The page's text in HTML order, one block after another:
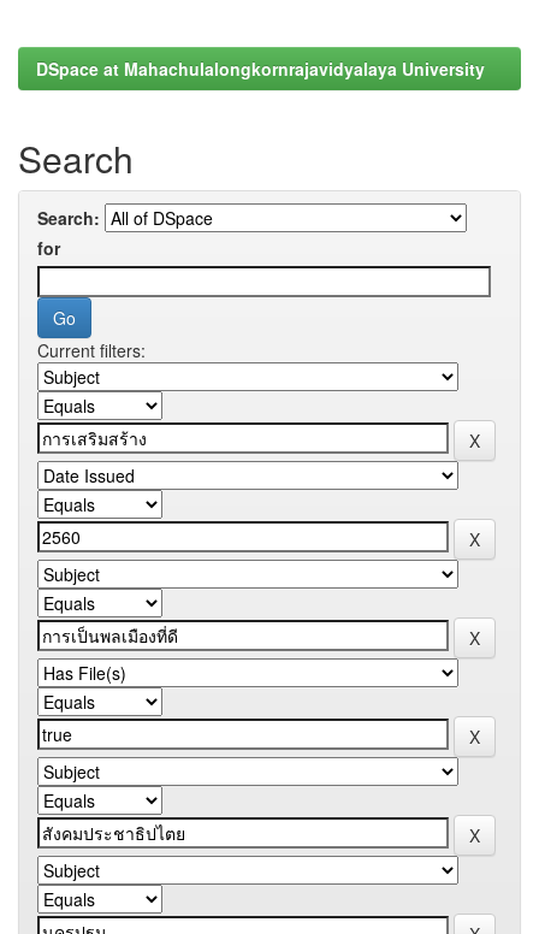
DSpace at Mahachulalongkornrajavidyalaya University
Search
Search:
for
Current filters: